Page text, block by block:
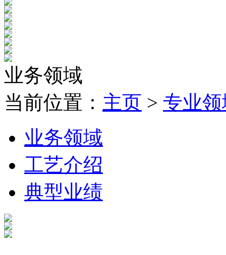
业务领域
当前位置： 主页 > 专业
业务领域
工艺介绍
典型业绩